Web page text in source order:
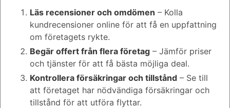
Läs recensioner och omdömen – Kolla
kundrecensioner online för att få en uppfattning
om företagets rykte.
Begär offert från flera företag – Jämför priser
och tjänster för att få bästa möjliga deal.
Kontrollera försäkringar och tillstånd – Se till
att företaget har nödvändiga försäkringar och
tillstånd för att utföra flyttar.